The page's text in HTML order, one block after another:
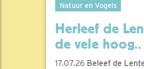
Natuur en Vogels
Herleef de
de vele hoog..
17.07.26 Beleef de